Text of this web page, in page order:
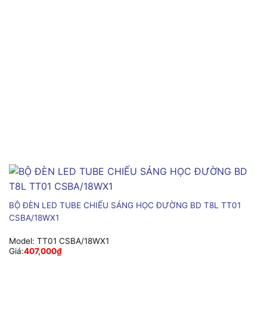
BỘ ĐÈN LED TUBE CHIẾU SÁNG HỌC ĐƯỜNG BD T8L TT01
CSBA/18WX1
Model: TT01 CSBA/18WX1
Giá:407,000₫